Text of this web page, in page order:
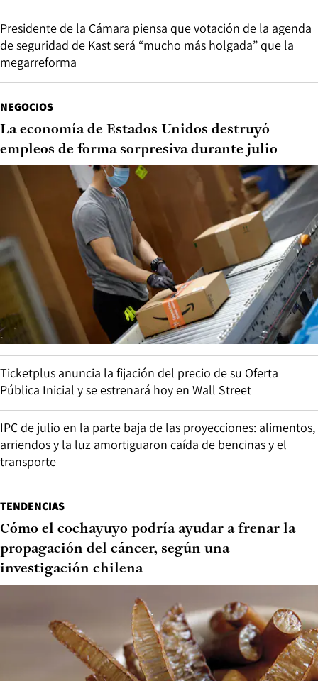
Presidente de la Cámara piensa que votación de la agenda
de seguridad de Kast será “mucho más holgada” que la
megarreforma
NEGOCIOS
La economía de Estados Unidos destruyó
empleos de forma sorpresiva durante julio
Ticketplus anuncia la fijación del precio de su Oferta
Pública Inicial y se estrenará hoy en Wall Street
IPC de julio en la parte baja de las proyecciones: alimentos,
arriendos y la luz amortiguaron caída de bencinas y el
transporte
TENDENCIAS
Cómo el cochayuyo podría ayudar a frenar la
propagación del cáncer, según una
investigación chilena